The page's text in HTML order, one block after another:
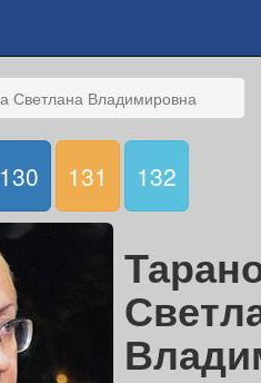
Светлана Владимировна
130 131 132